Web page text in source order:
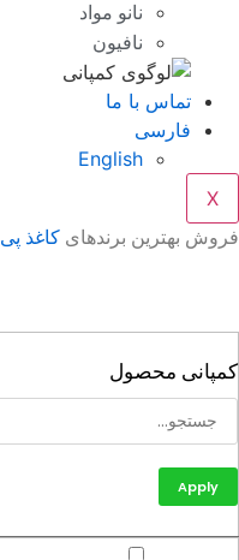
نانو مواد
نافیون
تماس با ما
فارسی
English
بهترین برندهایکاغذ پی اچ
محصول
Apply